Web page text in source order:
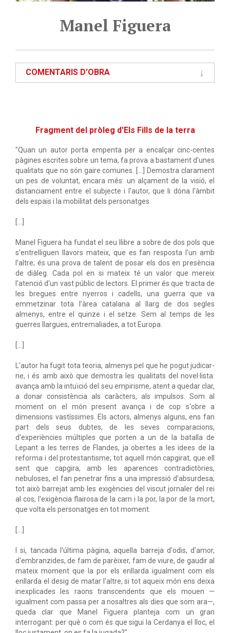
Manel Figuera
COMENTARIS D'OBRA
Fragment del pròleg d'Els Fills de la terra
"Quan un autor porta empenta per a encalçar cinc-centes
pàgines escrites sobre un tema, fa prova a bastament d'unes
qualitats que no són gaire comunes. [...] Demostra clarament
un pes de voluntat, encara més: un alçament de la visió, el
distanciament entre el subjecte i l'autor, que li dóna l'àmbit
dels espais i la mobilitat dels personatges.
Manel Figuera ha fundat el seu llibre a sobre de dos pols que
s'entrelliguen llavors mateix, que es fan resposta l'un amb
l’altre; és una prova de talent de posar els dos en presència
de diàleg. Cada pol en si mateix té un valor que mereix
l'atenció d'un vast públic de lectors. El primer és que tracta de
les bregues entre nyerros i cadells, una guerra que va
emmetzinar tota l’àrea catalana al llarg de dos segles
almenys, entre el quinze i el setze. Sem al temps de les
guerres llargues, entremaliades, a tot Europa.
L'autor ha fugit tota teoria, almenys pel que he pogut judicar-
ne, i és amb això que demostra les qualitats del novel·lista:
avança amb la intuïció del seu empirisme, atent a quedar clar,
a donar consistència als caràcters, als impulsos. Som al
moment on el món present avança i de cop s'obre a
dimensions vastíssimes. Els actors, almenys alguns, ens fan
part dels seus dubtes, de les seves comparacions,
d'experiències múltiples que porten a un de la batalla de
Lepant a les terres de Flandes, ja obertes a les idees de la
reforma i del protestantisme; tot aquell món capgirat, que ell
sent que capgira, amb les aparences contradictòries,
nebuloses, el fan penetrar fins a una impressió d'absurdesa;
tot això barrejat amb les exigències del viscut jornaler del rei
al cos, l'exigència flairosa de la carn i la por, la por de la mort,
que volta els personatges en tot moment.
I si, tancada l'última pàgina, aquella barreja d'odis, d'amor,
d'embranzides, de fam de parèixer, fam de viure, de gaudir al
mateix moment que la por els enllarda igualment com els
enllarda el desig de matar l'altre, si tot aqueix món ens deixa
inexplicades les raons transcendents que els mouen —
igualment com passa per a nosaltres als dies que som ara—,
queda clar que Manel Figuera planteja com un gran
interrogant: per què o com és que sigui la Cerdanya el lloc, el